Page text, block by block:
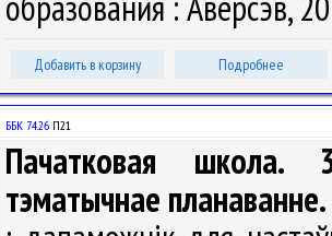
Добавить в корзину Подробнее
ББК 74.26 П21
Пачатковая школа.
тэматычнае